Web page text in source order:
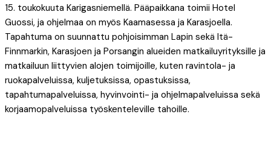
15. toukokuuta Karigasniemellä. Pääpaikkana toimii Hotel
Guossi, ja ohjelmaa on myös Kaamasessa ja Karasjoella.
Tapahtuma on suunnattu pohjoisimman Lapin sekä Itä-
Finnmarkin, Karasjoen ja Porsangin alueiden matkailuyrityksille ja
matkailuun liittyvien alojen toimijoille, kuten ravintola- ja
ruokapalveluissa, kuljetuksissa, opastuksissa,
tapahtumapalveluissa, hyvinvointi- ja ohjelmapalveluissa sekä
korjaamopalveluissa työskenteleville tahoille.